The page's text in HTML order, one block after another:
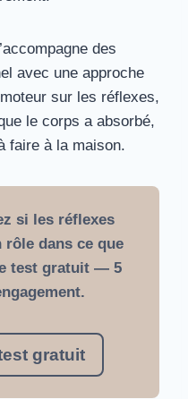
des
avec une approche
sur les réflexes,
le corps a absorbé,
faire à la maison.
si les réflexes
dans ce que
test gratuit — 5
gratuit